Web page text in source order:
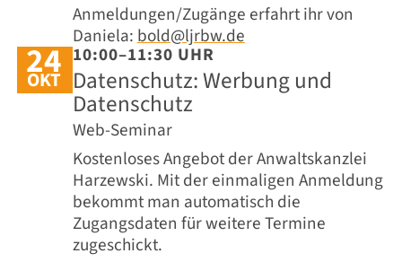
Anmeldungen/Zugänge erfahrt ihr von
Daniela:bold@ljrbw.de
24
OKT
10:00–11:30 UHR
Datenschutz: Werbung und
Datenschutz
Web-Seminar
Kostenloses Angebot der Anwaltskanzlei
Harzewski. Mit der einmaligen Anmeldung
bekommt man automatisch die
Zugangsdaten für weitere Termine
zugeschickt.